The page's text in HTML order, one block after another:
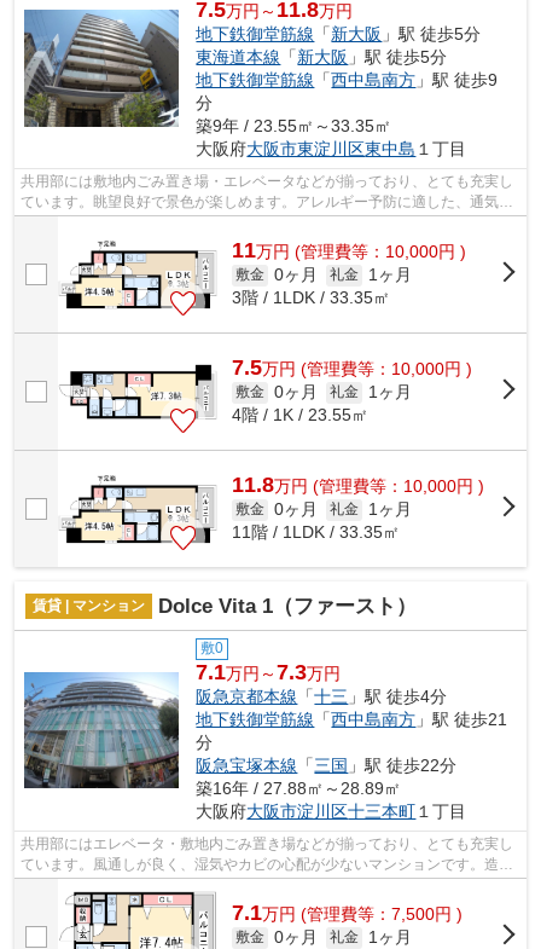
7.5万円～ 11.8万円
地下鉄御堂筋線 「新大阪 」駅 徒歩5分
東海道本線 「新大阪 」駅 徒歩5分
地下鉄御堂筋線 「西中島南方 」駅 徒歩9
分
築9年 / 23.55㎡～33.35㎡
大阪府大阪市東淀川区東中島 １丁目
共用部には敷地内ごみ置き場・エレベータなどが揃っており、とても充実し
ています。眺望良好で景色が楽しめます。アレルギー予防に適した、通気性
11万円 (管理費等：10,000円 )
敷金 0ヶ月 礼金
1ヶ月
3階 / 1LDK / 33.35㎡
7.5万円 (管理費等：10,000円 )
敷金 0ヶ月 礼金
1ヶ月
4階 / 1K / 23.55㎡
11.8万円 (管理費等：10,000円 )
敷金 0ヶ月 礼金
1ヶ月
11階 / 1LDK / 33.35㎡
賃貸 | マンション Dolce Vita 1（ファースト）
敷0
7.1万円～7.3万円
阪急京都本線 「十三 」駅 徒歩4分
地下鉄御堂筋線 「西中島南方 」駅 徒歩21
分
阪急宝塚本線 「三国 」駅 徒歩22分
築16年 / 27.88㎡～28.89㎡
大阪府大阪市淀川区十三本町 １丁目
共用部にはエレベータ・敷地内ごみ置き場などが揃っており、とても充実し
ています。風通しが良く、湿気やカビの心配が少ないマンションです。造り
とデザインに関して、自信をもって情...
7.1万円 (管理費等：7,500円 )
敷金 0ヶ月 礼金
1ヶ月